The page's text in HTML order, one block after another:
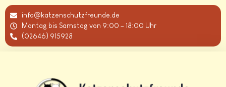
info@katzenschutzfreunde.de
Montag bis Samstag von 9:00 – 18:00 Uhr
(02646) 915928